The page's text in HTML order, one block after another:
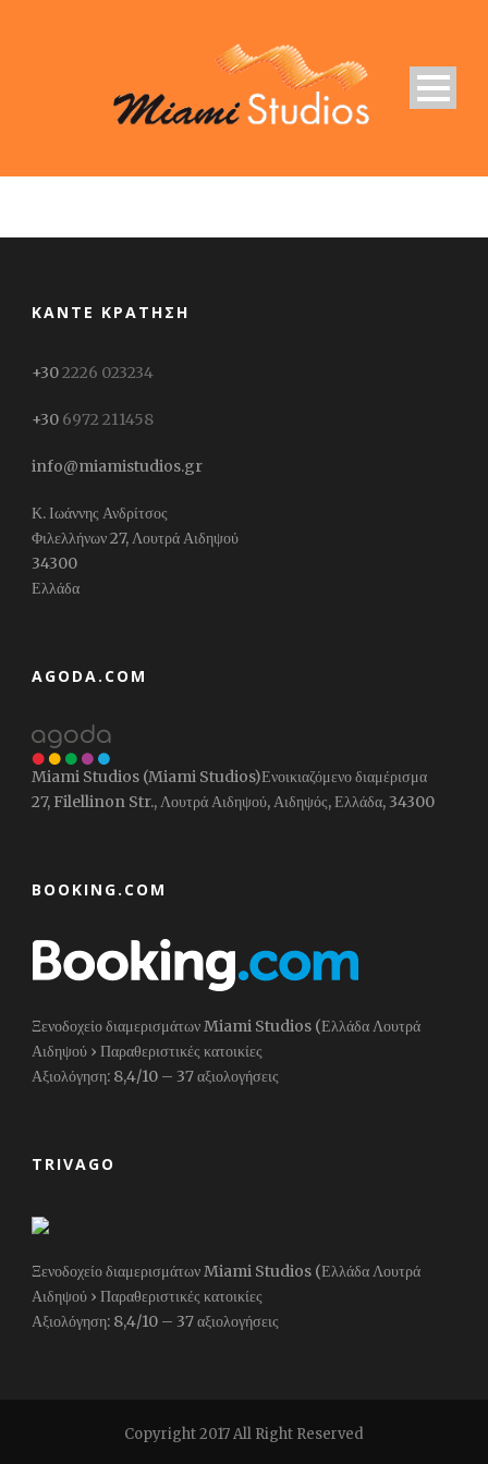
ΚΆΝΤΕ ΚΡΆΤΗΣΗ
+302226 023234
+30 6972 211458
info@miamistudios.gr
Κ. Ιωάννης Ανδρίτσος
Φιλελλήνων 27, Λουτρά Αιδηψού
34300
Ελλάδα
ΑGODA.COM
Miami Studios (Miami Studios)Ενοικιαζόμενο διαμέρισμα
27, Filellinon Str., Λουτρά Αιδηψού, Αιδηψός, Ελλάδα, 34300
BOOKING.COM
Ξενοδοχείο διαμερισμάτων Miami Studios (Ελλάδα Λουτρά
Αιδηψού › Παραθεριστικές κατοικίες
Αξιολόγηση: 8,4/10 – ‎37 αξιολογήσεις
TRIVAGO
Ξενοδοχείο διαμερισμάτων Miami Studios (Ελλάδα Λουτρά
Αιδηψού › Παραθεριστικές κατοικίες
Αξιολόγηση: 8,4/10 – ‎37 αξιολογήσεις
Copyright 2017 All Right Reserved